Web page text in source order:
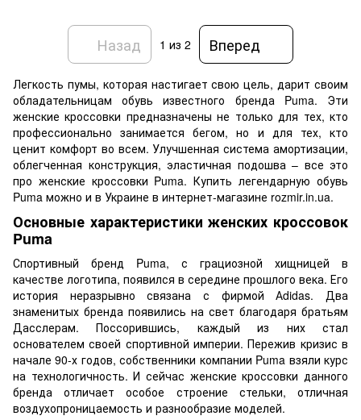
Назад 1 из 2 Вперед
Легкость пумы, которая настигает свою цель, дарит своим
обладательницам обувь известного бренда Puma. Эти
женские кроссовки предназначены не только для тех, кто
профессионально занимается бегом, но и для тех, кто
ценит комфорт во всем. Улучшенная система амортизации,
облегченная конструкция, эластичная подошва – все это
про женские кроссовки Puma. Купить легендарную обувь
Puma можно и в Украине в интернет-магазине rozmir.in.ua.
Основные характеристики женских кроссовок
Puma
Спортивный бренд Puma, с грациозной хищницей в
качестве логотипа, появился в середине прошлого века. Его
история неразрывно связана с фирмой Аdidas. Два
знаменитых бренда появились на свет благодаря братьям
Дасслерам. Поссорившись, каждый из них стал
основателем своей спортивной империи. Пережив кризис в
начале 90-х годов, собственники компании Puma взяли курс
на технологичность. И сейчас женские кроссовки данного
бренда отличает особое строение стельки, отличная
воздухопроницаемость и разнообразие моделей.